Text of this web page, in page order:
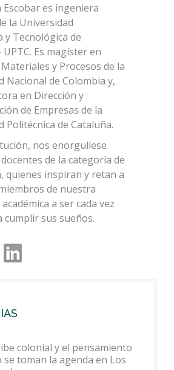
Escobar es ingeniera
la Universidad
y Tecnológica de
Es magíster en
y Procesos de la
Nacional de Colombia y,
en Dirección y
de Empresas de la
Politécnica de Cataluña.
nos enorgullese
de la categoría de
quienes inspiran y retan a
de nuestra
a ser cada vez
cumplir sus sueños.
colonial y el pensamiento
se toman la agenda en Los